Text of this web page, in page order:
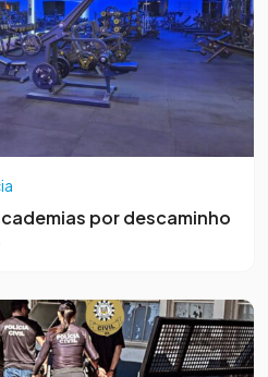
por descaminho